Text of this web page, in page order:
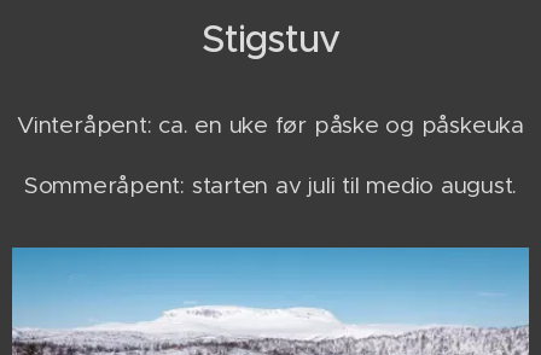
Stigstuv
Vinteråpent: ca. en uke før påske og påskeuka
Sommeråpent: starten av juli til medio august.